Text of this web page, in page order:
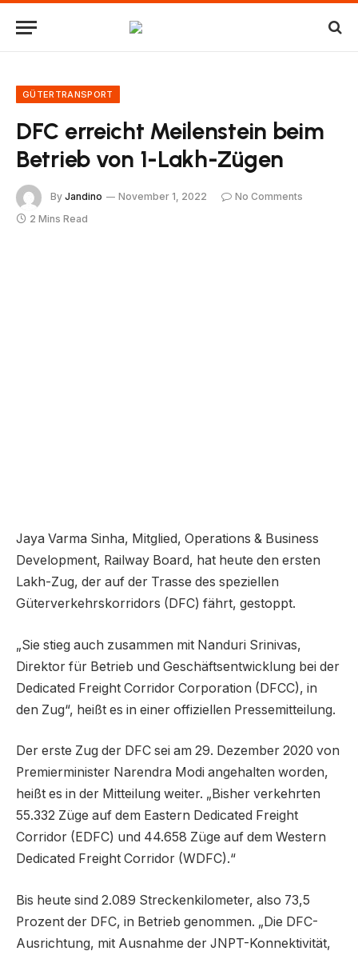
GÜTERTRANSPORT
DFC erreicht Meilenstein beim
Betrieb von 1-Lakh-Zügen
By Jandino November 1, 2022
No Comments
2 Mins Read
Jaya Varma Sinha, Mitglied, Operations & Business
Development, Railway Board, hat heute den ersten
Lakh-Zug, der auf der Trasse des speziellen
Güterverkehrskorridors (DFC) fährt, gestoppt.
„Sie stieg auch zusammen mit Nanduri Srinivas,
Direktor für Betrieb und Geschäftsentwicklung bei der
Dedicated Freight Corridor Corporation (DFCC), in
den Zug“, heißt es in einer offiziellen Pressemitteilung.
Der erste Zug der DFC sei am 29. Dezember 2020 von
Premierminister Narendra Modi angehalten worden,
heißt es in der Mitteilung weiter. „Bisher verkehrten
55.332 Züge auf dem Eastern Dedicated Freight
Corridor (EDFC) und 44.658 Züge auf dem Western
Dedicated Freight Corridor (WDFC).“
Bis heute sind 2.089 Streckenkilometer, also 73,5
Prozent der DFC, in Betrieb genommen. „Die DFC-
Ausrichtung, mit Ausnahme der JNPT-Konnektivität,